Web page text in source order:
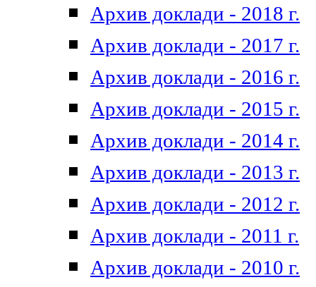
Архив доклади - 2018 г.
Архив доклади - 2017 г.
Архив доклади - 2016 г.
Архив доклади - 2015 г.
Архив доклади - 2014 г.
Архив доклади - 2013 г.
Архив доклади - 2012 г.
Архив доклади - 2011 г.
Архив доклади - 2010 г.